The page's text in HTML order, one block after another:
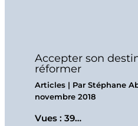
Accepter son
réformer
Articles| Par Stéphane
novembre 2018
Vues : 39…